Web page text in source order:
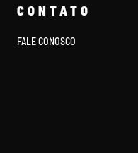
CONTATO
FALE CONOSCO